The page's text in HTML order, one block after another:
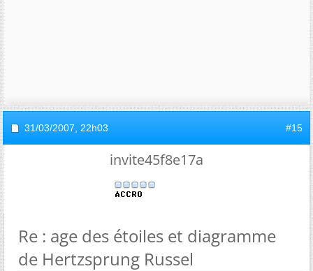
31/03/2007, 22h03 #15
invite45f8e17a
Re : age des étoiles et diagramme
de Hertzsprung Russel